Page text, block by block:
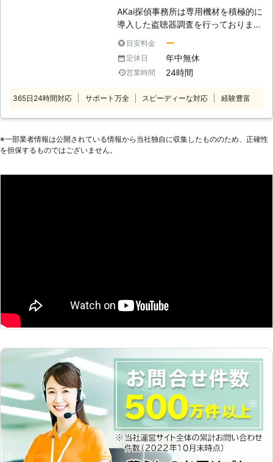
ためのご相談、各種専門家のご紹介な
ども可能です。弊社を利用してよかっ
たと思っていただける自信がありま
す。 ◆安心の料金設定 「調査会社は
やみくもにお金がかかる」と思ってい
らっしゃいませんか？ワールドリサー
チ調査会社は、独自のネットワークで
ムダのない調査を行うことができるの
で、お客さまのご負担を軽減すること
かった費用は一切請求いたしません。
AKai探偵事務所は専用機材を積極的に
導入した盗聴器調査を行っておりま
か分かりにくく、中には調査をしても
発見しにくい特殊なタイプもありま
す。 私どもでは専門資格と国際基準
らせる盗聴器を発見いたしますので安
を受け付け、ご利用しやすい価格のサ
と不安なときは全国からの依頼に対応
目安料金 ー
定休日 年中無休
営業時間 24時間
365日24時間対応 サポート万全 スピーディーな対応 経験豊富
※⼀部業者情報は公開されている情報から当社独⾃に収集したもののため、正確性
を担保するものではございません。